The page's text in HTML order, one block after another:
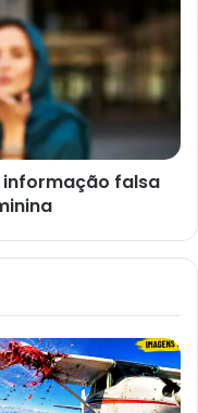
informação falsa